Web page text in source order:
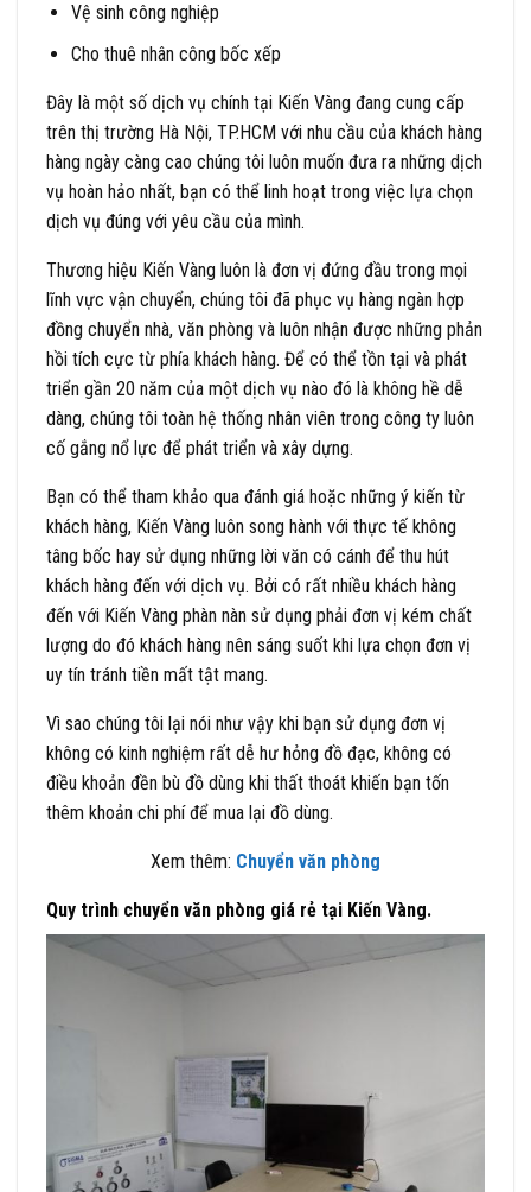
Vệ sinh công nghiệp
Cho thuê nhân công bốc xếp
Đây là một số dịch vụ chính tại Kiến Vàng đang cung cấp
trên thị trường Hà Nội, TP.HCM với nhu cầu của khách hàng
hàng ngày càng cao chúng tôi luôn muốn đưa ra những dịch
vụ hoàn hảo nhất, bạn có thể linh hoạt trong việc lựa chọn
dịch vụ đúng với yêu cầu của mình.
Thương hiệu Kiến Vàng luôn là đơn vị đứng đầu trong mọi
lĩnh vực vận chuyển, chúng tôi đã phục vụ hàng ngàn hợp
đồng chuyển nhà, văn phòng và luôn nhận được những phản
hồi tích cực từ phía khách hàng. Để có thể tồn tại và phát
triển gần 20 năm của một dịch vụ nào đó là không hề dễ
dàng, chúng tôi toàn hệ thống nhân viên trong công ty luôn
cố gắng nổ lực để phát triển và xây dựng.
Bạn có thể tham khảo qua đánh giá hoặc những ý kiến từ
khách hàng, Kiến Vàng luôn song hành với thực tế không
tâng bốc hay sử dụng những lời văn có cánh để thu hút
khách hàng đến với dịch vụ. Bởi có rất nhiều khách hàng
đến với Kiến Vàng phàn nàn sử dụng phải đơn vị kém chất
lượng do đó khách hàng nên sáng suốt khi lựa chọn đơn vị
uy tín tránh tiền mất tật mang.
Vì sao chúng tôi lại nói như vậy khi bạn sử dụng đơn vị
không có kinh nghiệm rất dễ hư hỏng đồ đạc, không có
điều khoản đền bù đồ dùng khi thất thoát khiến bạn tốn
thêm khoản chi phí để mua lại đồ dùng.
Xem thêm: Chuyển văn phòng
Quy trình chuyển văn phòng giá rẻ tại Kiến Vàng.